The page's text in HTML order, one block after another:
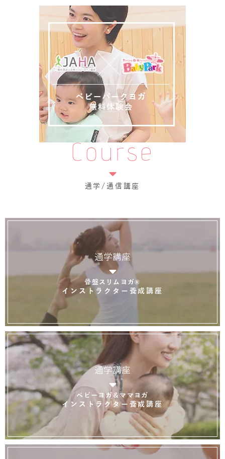
Course
通学/通信講座
通学講座
骨盤スリムヨガ®
インストラクター養成講座
通学講座
ベビーヨガ＆ママヨガ
インストラクター養成講座